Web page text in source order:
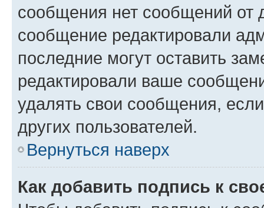
сообщения нет сообщений от
сообщение редактировали
последние могут оставить
редактировали ваше
удалять свои сообщения,
других пользователей.
Вернуться наверх
Как добавить подпись к